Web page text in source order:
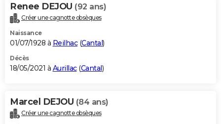
Renee DEJOU (92 ans)
Créer une cagnotte obsèques
Naissance
01/07/1928 à Reilhac(Cantal)
Décès
18/05/2021 à Aurillac(Cantal)
Marcel DEJOU (84 ans)
Créer une cagnotte obsèques